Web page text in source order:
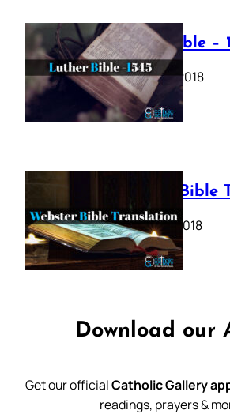
Luther Bible –
October 17, 2018
Webster Bible
October 11, 2018
Download our
Get our officialCatholic Gallery
readings, prayers &